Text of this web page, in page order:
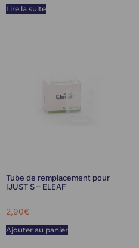
Lire la suite
Tube de remplacement pour
IJUST S – ELEAF
2,90€
Ajouter au panier